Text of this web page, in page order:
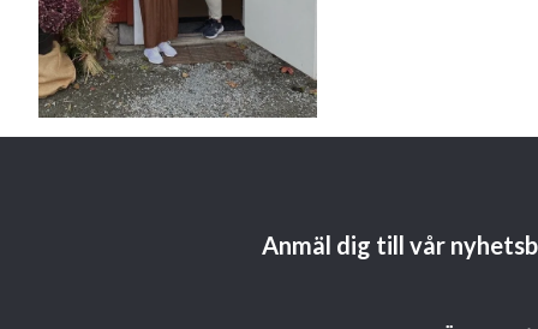
Anmäl dig till vår